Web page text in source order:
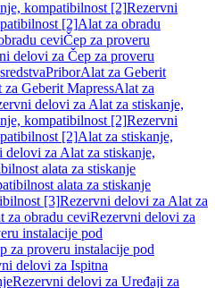
kompatibilnost [2]Rezervni
[2]Alat za obradu
ceviČep za proveru
delovi za Čep za proveru
PriborAlat za Geberit
Geberit MapressAlat za
delovi za Alat za stiskanje,
kompatibilnost [2]Rezervni
[2]Alat za stiskanje,
delovi za Alat za stiskanje,
alata za stiskanje
alata za stiskanje
[3]Rezervni delovi za Alat za
za obradu ceviRezervni delovi za
instalacije pod
za proveru instalacije pod
delovi za Ispitna
Rezervni delovi za Uređaji za